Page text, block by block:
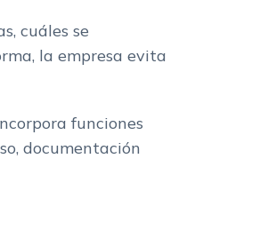
cuáles se
la empresa evita
funciones
documentación